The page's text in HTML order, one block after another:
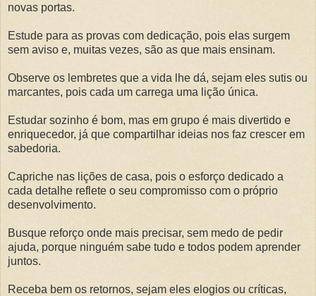
novas portas.
Estude para as provas com dedicação, pois elas surgem
sem aviso e, muitas vezes, são as que mais ensinam.
Observe os lembretes que a vida lhe dá, sejam eles sutis ou
marcantes, pois cada um carrega uma lição única.
Estudar sozinho é bom, mas em grupo é mais divertido e
enriquecedor, já que compartilhar ideias nos faz crescer em
sabedoria.
Capriche nas lições de casa, pois o esforço dedicado a
cada detalhe reflete o seu compromisso com o próprio
desenvolvimento.
Busque reforço onde mais precisar, sem medo de pedir
ajuda, porque ninguém sabe tudo e todos podem aprender
juntos.
Receba bem os retornos, sejam eles elogios ou críticas,